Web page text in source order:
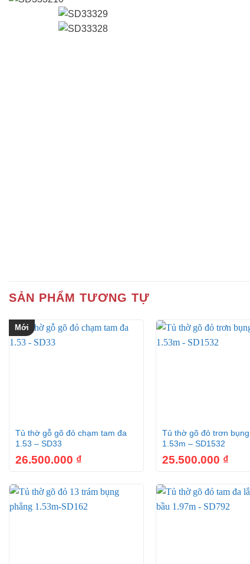
SẢN PHẨM TƯƠNG TỰ
Mới
Tủ thờ gỗ gõ đỏ chạm tam đa
1.53 – SD33
26.500.000 ₫
Tủ thờ gõ đỏ trơn
1.53m – SD1532
25.500.000 ₫